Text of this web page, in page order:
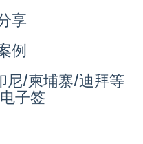
享
例
尼/柬埔寨/迪拜等
子签